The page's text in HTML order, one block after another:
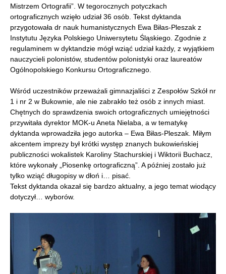
Mistrzem Ortografii”. W tegorocznych potyczkach
ortograficznych wzięło udział 36 osób. Tekst dyktanda
przygotowała dr nauk humanistycznych Ewa Biłas-Pleszak z
Instytutu Języka Polskiego Uniwersytetu Śląskiego. Zgodnie z
regulaminem w dyktandzie mógł wziąć udział każdy, z wyjątkiem
nauczycieli polonistów, studentów polonistyki oraz laureatów
Ogólnopolskiego Konkursu Ortograficznego.
Wśród uczestników przeważali gimnazjaliści z Zespołów Szkół nr
1 i nr 2 w Bukownie, ale nie zabrakło też osób z innych miast.
Chętnych do sprawdzenia swoich ortograficznych umiejętności
przywitała dyrektor MOK-u Aneta Nielaba, a w tematykę
dyktanda wprowadziła jego autorka – Ewa Biłas-Pleszak. Miłym
akcentem imprezy był krótki występ znanych bukowieńskiej
publiczności wokalistek Karoliny Stachurskiej i Wiktorii Buchacz,
które wykonały „Piosenkę ortograficzną”. A później zostało już
tylko wziąć długopisy w dłoń i… pisać.
Tekst dyktanda okazał się bardzo aktualny, a jego temat wiodący
dotyczył… wyborów.